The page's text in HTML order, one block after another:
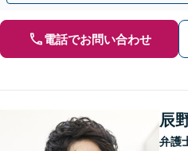
電話でお問い合わせ
辰
弁護